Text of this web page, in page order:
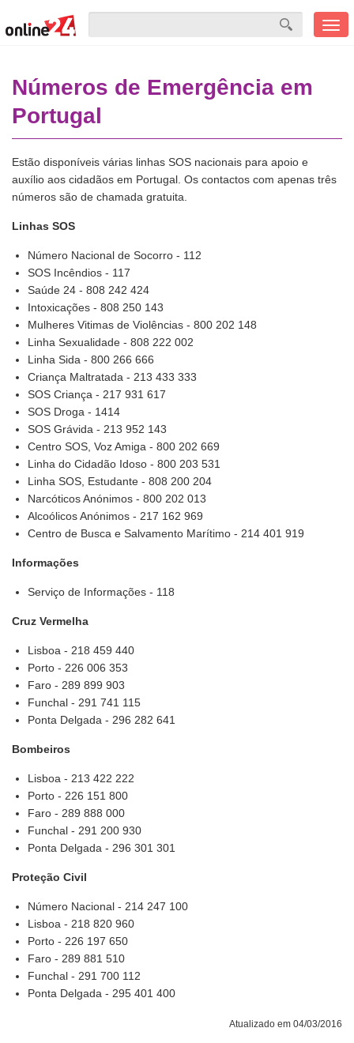
Números de Emergência em
Portugal
Estão disponíveis várias linhas SOS nacionais para apoio e
auxílio aos cidadãos em Portugal. Os contactos com apenas três
números são de chamada gratuita.
Linhas SOS
Número Nacional de Socorro - 112
SOS Incêndios - 117
Saúde 24 - 808 242 424
Intoxicações - 808 250 143
Mulheres Vitimas de Violências - 800 202 148
Linha Sexualidade - 808 222 002
Linha Sida - 800 266 666
Criança Maltratada - 213 433 333
SOS Criança - 217 931 617
SOS Droga - 1414
SOS Grávida - 213 952 143
Centro SOS, Voz Amiga - 800 202 669
Linha do Cidadão Idoso - 800 203 531
Linha SOS, Estudante - 808 200 204
Narcóticos Anónimos - 800 202 013
Alcoólicos Anónimos - 217 162 969
Centro de Busca e Salvamento Marítimo - 214 401 919
Informações
Serviço de Informações - 118
Cruz Vermelha
Lisboa - 218 459 440
Porto - 226 006 353
Faro - 289 899 903
Funchal - 291 741 115
Ponta Delgada - 296 282 641
Bombeiros
Lisboa - 213 422 222
Porto - 226 151 800
Faro - 289 888 000
Funchal - 291 200 930
Ponta Delgada - 296 301 301
Proteção Civil
Número Nacional - 214 247 100
Lisboa - 218 820 960
Porto - 226 197 650
Faro - 289 881 510
Funchal - 291 700 112
Ponta Delgada - 295 401 400
Atualizado em 04/03/2016